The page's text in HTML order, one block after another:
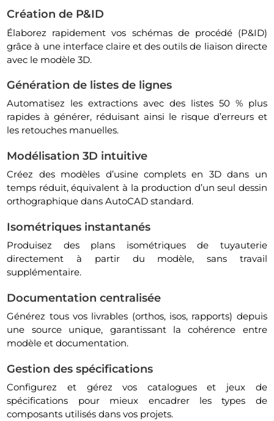
Création de P&ID
Élaborez rapidement vos schémas de procédé (P&ID)
grâce à une interface claire et des outils de liaison directe
avec le modèle 3D.
Génération de listes de lignes
Automatisez les extractions avec des listes 50 % plus
rapides à générer, réduisant ainsi le risque d’erreurs et
les retouches manuelles.
Modélisation 3D intuitive
Créez des modèles d’usine complets en 3D dans un
temps réduit, équivalent à la production d’un seul dessin
orthographique dans AutoCAD standard.
Isométriques instantanés
Produisez des plans isométriques de tuyauterie
directement à partir du modèle, sans travail
supplémentaire.
Documentation centralisée
Générez tous vos livrables (orthos, isos, rapports) depuis
une source unique, garantissant la cohérence entre
modèle et documentation.
Gestion des spécifications
Configurez et gérez vos catalogues et jeux de
spécifications pour mieux encadrer les types de
composants utilisés dans vos projets.